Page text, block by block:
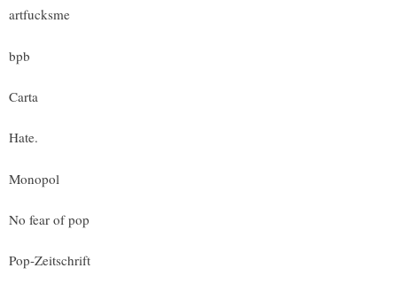
artfucksme
bpb
Carta
Hate.
Monopol
No fear of pop
Pop-Zeitschrift